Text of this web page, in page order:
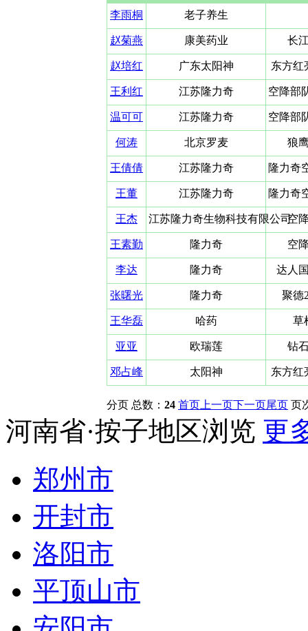
李雨桐
老子养生
赵菊燕 康美药业 长
赵培红 广东太阳神 东方红
王利红 江苏隆力奇 空降部
温可可 江苏隆力奇 空降部
何涛 北京罗麦 狼
王倩倩 江苏隆力奇 隆力奇
王董 江苏隆力奇 隆力奇
王杰 江苏隆力奇生物科技有限公司空
王素勤 隆力奇 空
李达 隆力奇 达人
张曙光 隆力奇 聚德
王华磊 哈药 草
亚亚 欧瑞莲 钻
邓占峰 太阳神 东方红
分页 总数： 24 首页 上一页下一页尾页 页
河南省·按子地区浏览 更
郑州市
开封市
洛阳市
平顶山市